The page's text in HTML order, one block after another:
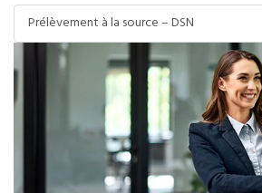
Prélèvement à la source – DSN